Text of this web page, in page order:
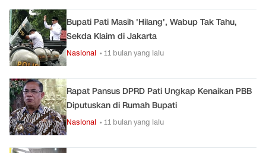
Bupati Pati Masih 'Hilang', Wabup Tak Tahu,
Sekda Klaim di Jakarta
Nasional • 11 bulan yang lalu
Rapat Pansus DPRD Pati Ungkap Kenaikan PBB
Diputuskan di Rumah Bupati
Nasional • 11 bulan yang lalu